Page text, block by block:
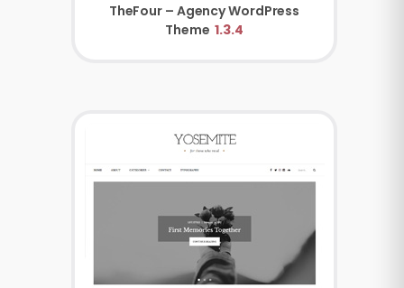
TheFour – Agency WordPress
Theme 1.3.4